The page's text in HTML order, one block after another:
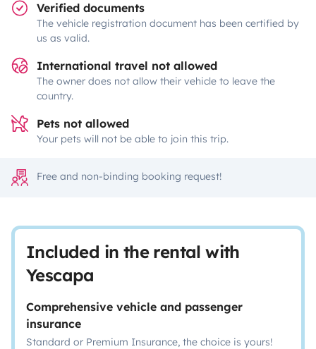
Verified documents
The vehicle registration document has been certified by
us as valid.
International travel not allowed
The owner does not allow their vehicle to leave the
country.
Pets not allowed
Your pets will not be able to join this trip.
Free and non-binding booking request!
Included in the rental with
Yescapa
Comprehensive vehicle and passenger
insurance
Standard or Premium Insurance, the choice is yours!